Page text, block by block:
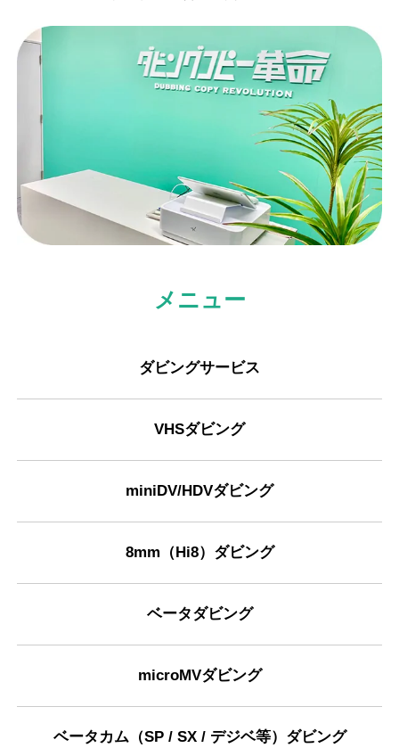
メニュー
ダビングサービス
VHSダビング
miniDV/HDVダビング
8mm（Hi8）ダビング
ベータダビング
microMVダビング
ベータカム（SP / SX / デジベ等）ダビング